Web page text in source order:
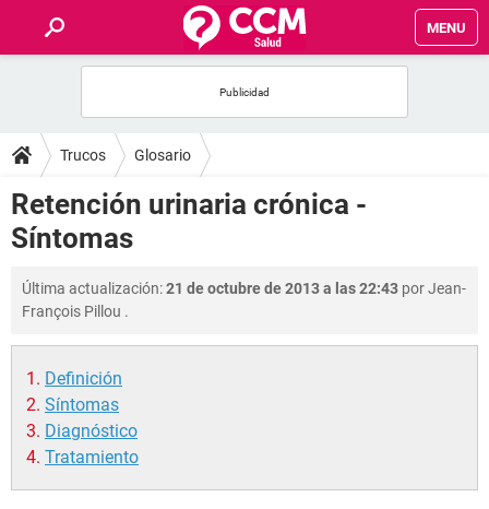
MENU
FOROS
SALUD
FAMILIA
NUTRICIÓN
SEXUALIDAD
Trucos Glosario
Retención urinaria crónica -
Síntomas
Última actualización:21 de octubre de 2013 a las 22:43 porJean-
François Pillou .
Definición
Síntomas
Diagnóstico
Tratamiento